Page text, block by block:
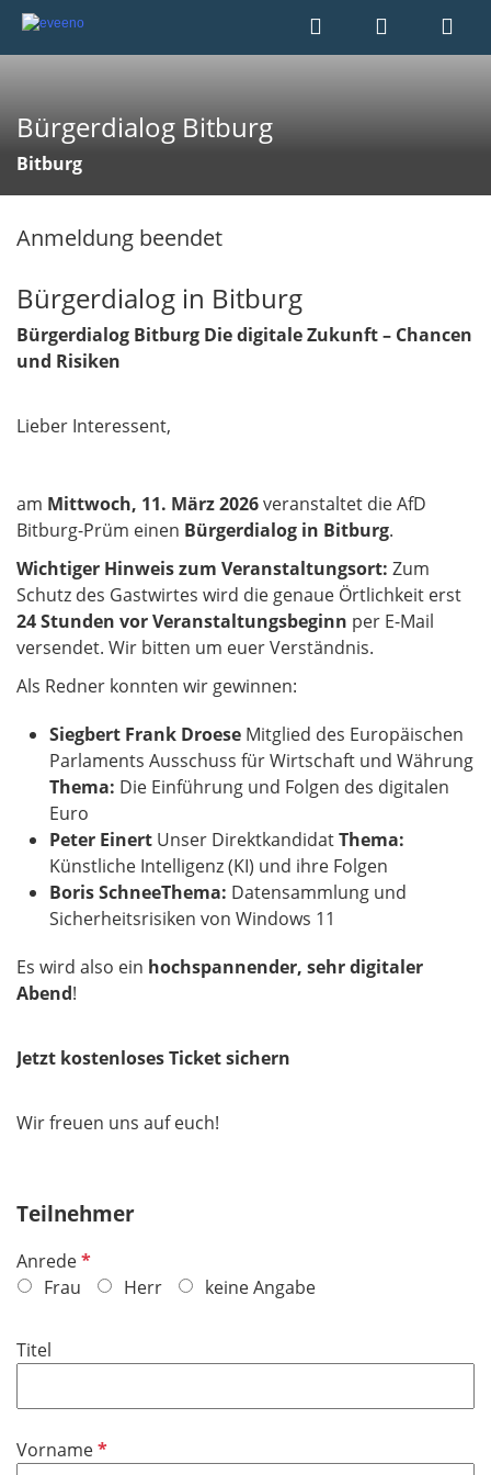
Bürgerdialog Bitburg
Bitburg
Anmeldung beendet
Bürgerdialog in Bitburg
Bürgerdialog Bitburg Die digitale Zukunft – Chancen
und Risiken
Lieber Interessent,
am Mittwoch, 11. März 2026veranstaltet die AfD
Bitburg-Prüm einen Bürgerdialog in Bitburg.
Wichtiger Hinweis zum Veranstaltungsort: Zum
Schutz des Gastwirtes wird die genaue Örtlichkeit erst
24 Stunden vor Veranstaltungsbeginn per E-Mail
versendet. Wir bitten um euer Verständnis.
Als Redner konnten wir gewinnen:
Siegbert Frank Droese Mitglied des Europäischen
Parlaments Ausschuss für Wirtschaft und Währung
Thema: Die Einführung und Folgen des digitalen
Euro
Peter Einert Unser DirektkandidatThema:
Künstliche Intelligenz (KI) und ihre Folgen
Boris SchneeThema: Datensammlung und
Sicherheitsrisiken von Windows 11
Es wird also ein hochspannender, sehr digitaler
Abend!
Jetzt kostenloses Ticket sichern
Wir freuen uns auf euch!
Teilnehmer
AnredeP
f
c
t
f
Frau Herr keine Angabe
Titel
VornameP